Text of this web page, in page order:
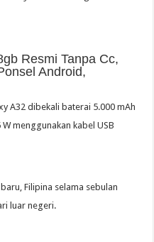
Resmi Tanpa Cc,
Android,
A32 dibekali baterai 5.000 mAh
menggunakan kabel USB
Filipina selama sebulan
luar negeri.